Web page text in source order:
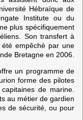
Hébraïque de
Institute ou du
plus spécifiquement
Son transfert à
été empêché par une
Bretagne en 2006.
un programme de
forme des pilotes
de marine.
au métier de gardien
de sécurité, ou pour